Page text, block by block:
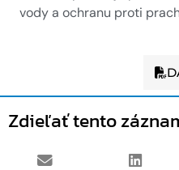
vody a ochranu proti
Zdieľať tento